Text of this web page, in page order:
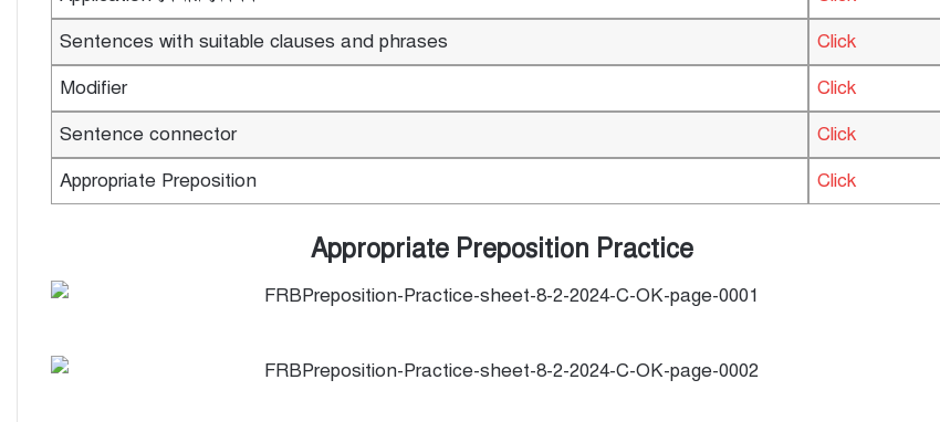
Sentences with suitable clauses and phrases
Click
Modifier
Click
Sentence connector
Click
Appropriate Preposition
Click
Appropriate Preposition Practice